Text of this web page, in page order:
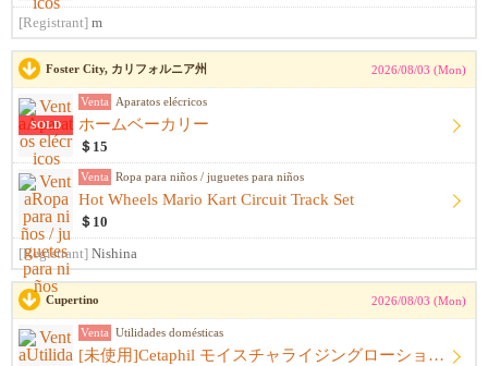
[Registrant] m
Foster City, カリフォルニア州 2026/08/03 (Mon)
SOLD
Venta Aparatos elécricos
ホームベーカリー
＄15
Venta Ropa para niños / juguetes para niños
Hot Wheels Mario Kart Circuit Track Set
＄10
[Registrant] Nishina
Cupertino 2026/08/03 (Mon)
Venta Utilidades domésticas
[未使用]Cetaphil モイスチャライジングローション（591mL）